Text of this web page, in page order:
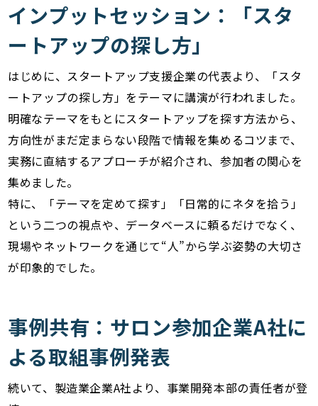
インプットセッション：「スタ
ートアップの探し方」
はじめに、スタートアップ支援企業の代表より、「スタ
ートアップの探し方」をテーマに講演が行われました。
明確なテーマをもとにスタートアップを探す方法から、
方向性がまだ定まらない段階で情報を集めるコツまで、
実務に直結するアプローチが紹介され、参加者の関心を
集めました。
特に、「テーマを定めて探す」「日常的にネタを拾う」
という二つの視点や、データベースに頼るだけでなく、
現場やネットワークを通じて“人”から学ぶ姿勢の大切さ
が印象的でした。
事例共有：サロン参加企業A社に
よる取組事例発表
続いて、製造業企業A社より、事業開発本部の責任者が登